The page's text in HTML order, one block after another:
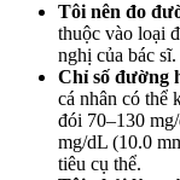
Tôi nên đo
thuộc vào loại
nghị của bác
Chỉ số đường
cá nhân có thể
đói 70–130
mg/dL (10.0
tiêu cụ thể.